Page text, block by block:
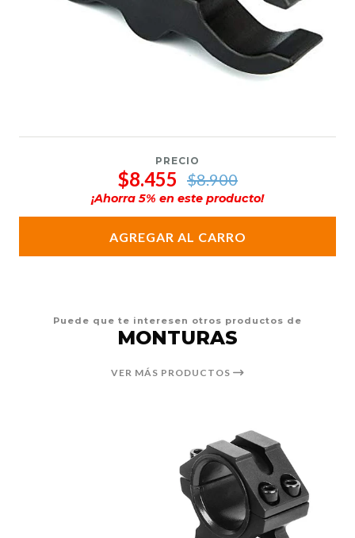
PRECIO
$8.455 $8.900
¡Ahorra5% en este producto!
AGREGAR AL CARRO
Puede que te interesen otros productos de
MONTURAS
VER MÁS PRODUCTOS